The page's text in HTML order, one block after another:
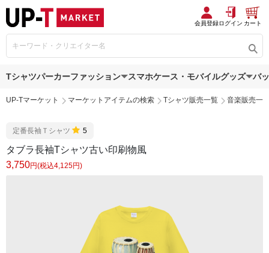
会員登録ログイン カート
Tシャツパーカーファッション スマホケース・モバイルグッズ バ
UP-Tマーケット マーケットアイテムの検索 Tシャツ販売一覧 音楽販売一
定番長袖Ｔシャツ 5
タブラ長袖Tシャツ古い印刷物風
3,750円(税込4,125円)